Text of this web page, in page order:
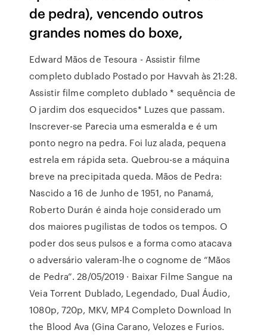
de pedra), vencendo outros
grandes nomes do boxe,
Edward Mãos de Tesoura - Assistir filme
completo dublado Postado por Havvah às 21:28.
Assistir filme completo dublado * sequência de
O jardim dos esquecidos* Luzes que passam.
Inscrever-se Parecia uma esmeralda e é um
ponto negro na pedra. Foi luz alada, pequena
estrela em rápida seta. Quebrou-se a máquina
breve na precipitada queda. Mãos de Pedra:
Nascido a 16 de Junho de 1951, no Panamá,
Roberto Durán é ainda hoje considerado um
dos maiores pugilistas de todos os tempos. O
poder dos seus pulsos e a forma como atacava
o adversário valeram-lhe o cognome de “Mãos
de Pedra”. 28/05/2019 · Baixar Filme Sangue na
Veia Torrent Dublado, Legendado, Dual Áudio,
1080p, 720p, MKV, MP4 Completo Download In
the Blood Ava (Gina Carano, Velozes e Furios.